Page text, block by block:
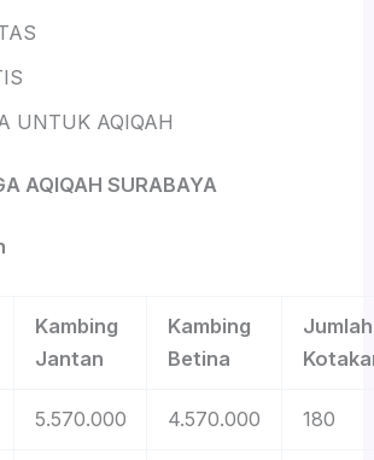
AQIQAH
AQIQAH SURABAYA
Kambing
Jantan
Kambing
Betina
Jumlah
5.570.000 4.570.000 180